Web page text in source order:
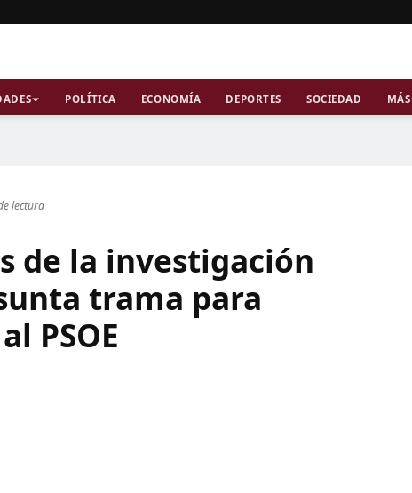
POLÍTICA ECONOMÍA DEPORTES SOCIEDAD MÁS
lectura
de la investigación
trama para
PSOE